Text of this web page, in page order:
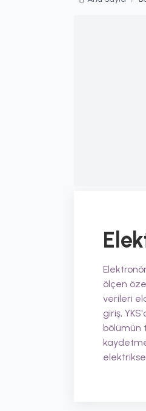
ölçen
verileri
giriş,
bölümün